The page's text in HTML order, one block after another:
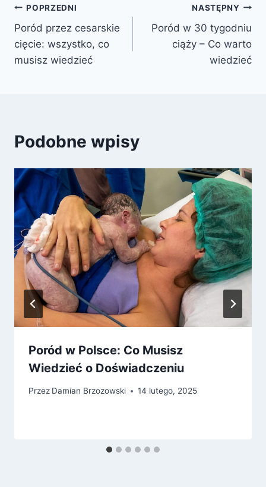
Nawigacja
wpisu
POPRZEDNI
Poród przez cesarskie
cięcie: wszystko, co
musisz wiedzieć
NASTĘPNY
Poród w 30 tygodniu
ciąży – Co warto
wiedzieć
Podobne wpisy
Poród w Polsce: Co Musisz
Wiedzieć o Doświadczeniu
Przez Damian Brzozowski 14 lutego, 2025